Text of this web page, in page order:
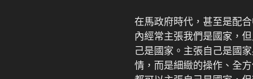
在馬政府時代，甚至是配
內經常主張我們是國家，
己是國家。主張自己是國
情，而是細緻的操作、全